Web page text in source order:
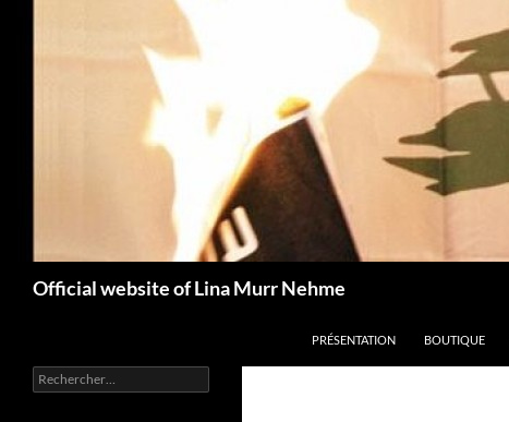
Official website of Lina Murr Nehme
PRÉSENTATION BOUTIQUE
Rechercher :